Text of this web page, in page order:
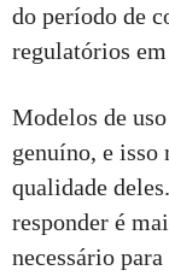
do período de
regulatórios
Modelos de
genuíno, e isso
qualidade
responder é
necessário